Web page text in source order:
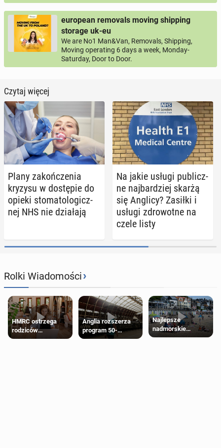
european removals moving shipping
storage uk-eu
We are No1 Man&Van, Removals, Shipping,
Moving operating 6 days a week, Monday-
Saturday, Door to Door.
Czytaj więcej
Plany za­koń­cze­nia
kryzysu w do­stę­pie do
opieki sto­ma­to­lo­gicz­
nej NHS nie dzia­ła­ją
Na jakie usługi pu­blicz­
ne naj­bar­dziej skarżą
się Anglicy? Zasiłki i
usługi zdro­wot­ne na
czele listy
Rolki Wiadomości›
HMRC ostrzega
rodziców
pobierających Child
Anglia rozszerza
program 50-
procentowych
Najlepsze
nadmorskie
miasteczko blisko